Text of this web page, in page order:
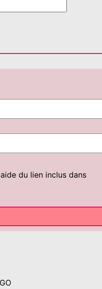
du lien inclus dans